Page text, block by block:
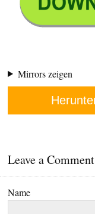
Mirrors zeigen
Leave a Comment
Name